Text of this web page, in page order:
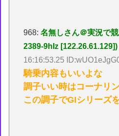
968:名無しさん＠実況で
2389-9hIz [122.26.61.129])
16:16:53.25
騎乗内容もいいよな
調子いい時はコーナリ
この調子でGIシリーズ